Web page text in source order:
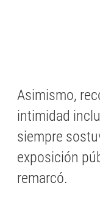
Asimismo,
intimidad
siempre
exposición
remarcó.